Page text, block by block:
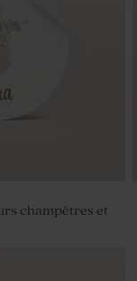
champêtres et